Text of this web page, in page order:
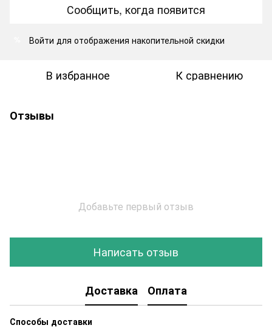
Сообщить, когда появится
Войти для отображения накопительной скидки
В избранное К сравнению
Отзывы
Добавьте первый отзыв
Написать отзыв
Доставка Оплата
Способы доставки